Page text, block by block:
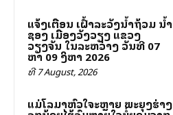
ແຈ້ງເຕືອນ ເຝົ້າລະວັງນ້ຳຖ້ວມ ນ້ຳ
ຊອງ ເມືອງວັງວຽງ ແຂວງ
ວຽງຈັນ ໃນລະຫວ່າງ ວັນທີ 07
ຫາ 09 ສິງຫາ 2026
ທີ 7 August, 2026
ແມ່ໂລມາຫົວໃຈສະຫຼາຍ ພະຍຸງຮ່າງ